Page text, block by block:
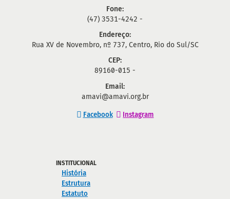
Fone:
(47) 3531-4242 -
Endereço:
Rua XV de Novembro, nº 737, Centro, Rio do Sul/SC
CEP:
89160-015 -
Email:
amavi@amavi.org.br
Facebook Instagram
INSTITUCIONAL
História
Estrutura
Estatuto